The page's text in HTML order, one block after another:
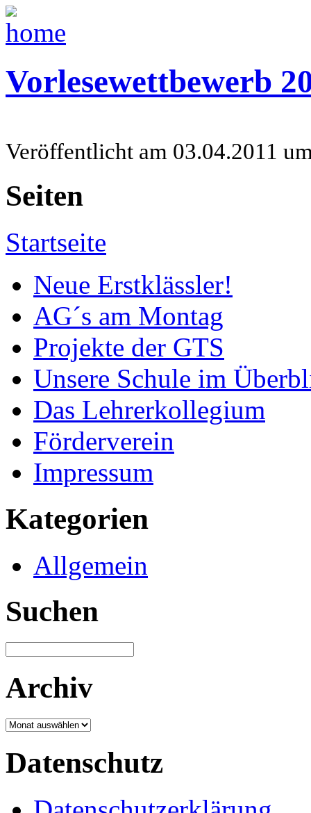
Vorlesewettbewerb
Veröffentlicht am 03.04.2011
Seiten
Startseite
Neue Erstklässler!
AG´s am Montag
Projekte der GTS
Unsere Schule im
Das Lehrerkollegium
Förderverein
Impressum
Kategorien
Allgemein
Suchen
Archiv
Archiv
Datenschutz